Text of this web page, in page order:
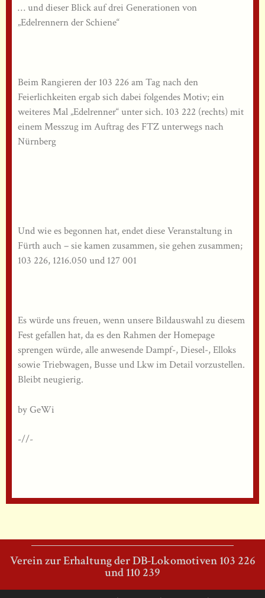
… und dieser Blick auf drei Generationen von
„Edelrennern der Schiene“
Beim Rangieren der 103 226 am Tag nach den
Feierlichkeiten ergab sich dabei folgendes Motiv; ein
weiteres Mal „Edelrenner“ unter sich. 103 222 (rechts) mit
einem Messzug im Auftrag des FTZ unterwegs nach
Nürnberg
Und wie es begonnen hat, endet diese Veranstaltung in
Fürth auch – sie kamen zusammen, sie gehen zusammen;
103 226, 1216.050 und 127 001
Es würde uns freuen, wenn unsere Bildauswahl zu diesem
Fest gefallen hat, da es den Rahmen der Homepage
sprengen würde, alle anwesende Dampf-, Diesel-, Elloks
sowie Triebwagen, Busse und Lkw im Detail vorzustellen.
Bleibt neugierig.
by GeWi
-//-
Verein zur Erhaltung der DB-Lokomotiven 103 226
und 110 239